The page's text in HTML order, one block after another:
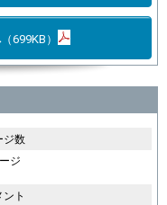
（699KB）
ジ数
ジ
ント